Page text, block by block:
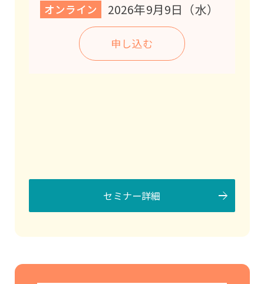
愛知 2026年11月13日（金）
宮城 2026年11月27日（金）
オンライン 2026年9月9日（水）
申し込む
セミナー詳細